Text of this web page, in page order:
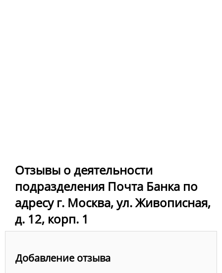
Отзывы о деятельности
подразделения Почта Банка по
адресу г. Москва, ул. Живописная,
д. 12, корп. 1
Добавление отзыва